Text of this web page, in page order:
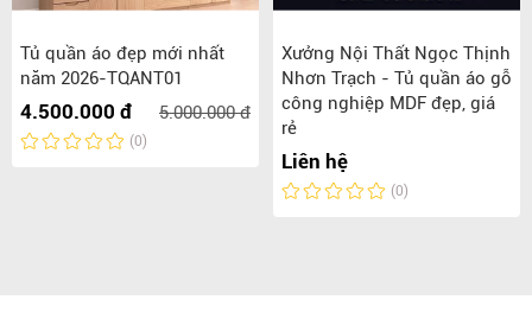
Tủ quần áo đẹp mới nhất
năm 2026-TQANT01
4.500.000 đ 5.000.000 đ
(0)
Xưởng Nội Thất Ngọc Thịnh
Nhơn Trạch - Tủ quần áo gỗ
công nghiệp MDF đẹp, giá
rẻ
Liên hệ
(0)